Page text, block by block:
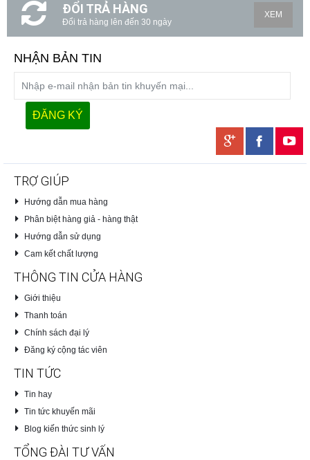
ĐỔI TRẢ HÀNG
Đổi trả hàng lên đến 30 ngày
XEM
NHẬN BẢN TIN
TRỢ GIÚP
Hướng dẫn mua hàng
Phân biệt hàng giả - hàng thật
Hướng dẫn sử dụng
Cam kết chất lượng
THÔNG TIN CỬA HÀNG
Giới thiệu
Thanh toán
Chính sách đại lý
Đăng ký cộng tác viên
TIN TỨC
Tin hay
Tin tức khuyến mãi
Blog kiến thức sinh lý
TỔNG ĐÀI TƯ VẤN